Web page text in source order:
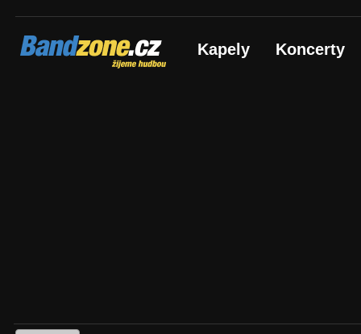
Bandzone.cz
žijeme hudbou Kapely Koncerty